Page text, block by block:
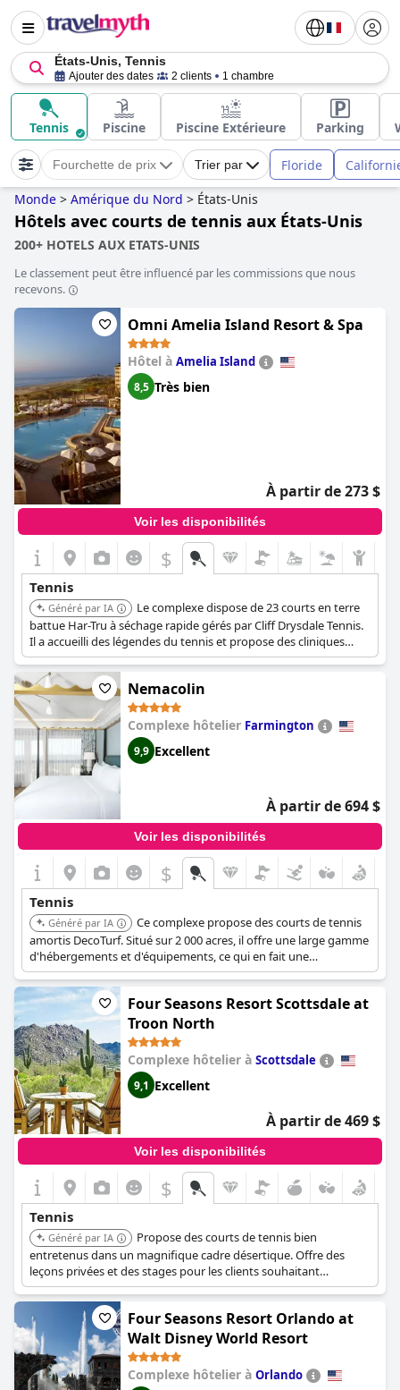
États-Unis, Tennis
Ajouter des dates 2 clients 1 chambre
Tennis Piscine Piscine Extérieure Parking
Fourchette de prix Trier par Floride
Monde > Amérique du Nord > États-Unis
Hôtels avec courts de tennis aux États-Unis
200+ HOTELS AUX ETATS-UNIS
Le classement peut être influencé par les commissions que nous
recevons.
Omni Amelia Island Resort & Spa
Hôtel à Amelia Island
8,5 Très bien
À partir de 273 $
Voir les disponibilités
$
Tennis
Généré par IA
Le complexe dispose de 23 courts en terre
battue Har-Tru à séchage rapide gérés par Cliff Drysdale Tennis.
Il a accueilli des légendes du tennis et propose des cliniques
quotidiennes, des cours privés et des analyses vidéo. Un temps
de jeu illimité est disponible avec le séjour, ainsi que des camps
pour adultes, des retraites pour femmes et des programmes
pour jeunes.
Nemacolin
Complexe hôtelier Farmington
9,9 Excellent
À partir de 694 $
Voir les disponibilités
$
Tennis
Généré par IA
Ce complexe propose des courts de tennis
amortis DecoTurf. Situé sur 2 000 acres, il offre une large gamme
d'hébergements et d'équipements, ce qui en fait une
destination de choix pour les amateurs de tennis.
Four Seasons Resort Scottsdale at
Troon North
Complexe hôtelier à Scottsdale
9,1 Excellent
À partir de 469 $
Voir les disponibilités
$
Tennis
Généré par IA
Propose des courts de tennis bien
entretenus dans un magnifique cadre désertique. Offre des
leçons privées et des stages pour les clients souhaitant
améliorer leur jeu.
Four Seasons Resort Orlando at
Walt Disney World Resort
Complexe hôtelier à Orlando